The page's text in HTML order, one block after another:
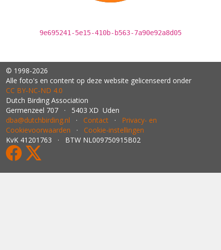
9e695241-5e15-410b-b563-7a90e92a8d05
© 1998-2026
Alle foto's en content op deze website gelicenseerd onder
CC BY‑NC‑ND 4.0
Dutch Birding Association
Germenzeel 707 · 5403 XD Uden
dba@dutchbirding.nl · Contact · Privacy- en
Cookievoorwaarden · Cookie-instellingen
KvK 41201763 · BTW NL009750915B02